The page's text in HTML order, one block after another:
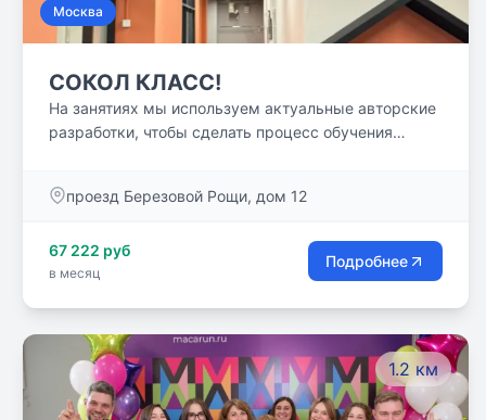
Москва
СОКОЛ КЛАСС!
На занятиях мы используем актуальные авторские
разработки, чтобы сделать процесс обучения
проезд Березовой Рощи, дом 12
67 222 руб
в месяц
Подробнее
1.2 км